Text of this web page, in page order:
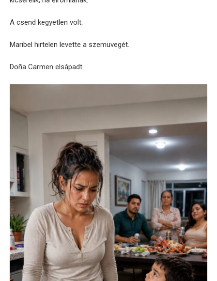
A csend kegyetlen volt.
Maribel hirtelen levette a szemüvegét.
Doña Carmen elsápadt.